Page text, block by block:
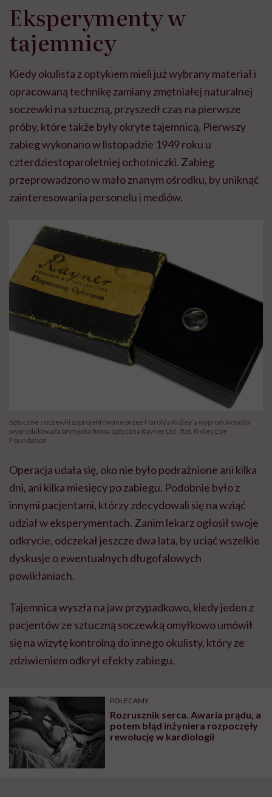
Eksperymenty w
tajemnicy
Kiedy okulista z optykiem mieli już wybrany materiał i
opracowaną technikę zamiany zmętniałej naturalnej
soczewki na sztuczną, przyszedł czas na pierwsze
próby, które także były okryte tajemnicą. Pierwszy
zabieg wykonano w listopadzie 1949 roku u
czterdziestoparoletniej ochotniczki. Zabieg
przeprowadzono w mało znanym ośrodku, by uniknąć
zainteresowania personelu i mediów.
Sztuczne soczewki zaprojektowane przez Harolda Ridley’a wyprodukowała
wyprodukowała brytyjska firma optyczna Rayner Ltd. /fot. Ridley Eye
Foundation
Operacja udała się, oko nie było podrażnione ani kilka
dni, ani kilka miesięcy po zabiegu. Podobnie było z
innymi pacjentami, którzy zdecydowali się na wziąć
udział w eksperymentach. Zanim lekarz ogłosił swoje
odkrycie, odczekał jeszcze dwa lata, by uciąć wszelkie
dyskusje o ewentualnych długofalowych
powikłaniach.
Tajemnica wyszła na jaw przypadkowo, kiedy jeden z
pacjentów ze sztuczną soczewką omyłkowo umówił
się na wizytę kontrolną do innego okulisty, który ze
zdziwieniem odkrył efekty zabiegu.
POLECAMY
Rozrusznik serca. Awaria prądu, a
potem błąd inżyniera rozpoczęły
rewolucję w kardiologii